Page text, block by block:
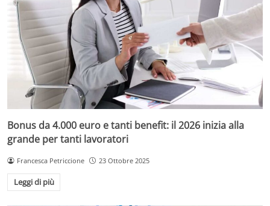
Bonus da 4.000 euro e tanti benefit: il 2026 inizia alla
grande per tanti lavoratori
Francesca Petriccione 23 Ottobre 2025
Leggi di più